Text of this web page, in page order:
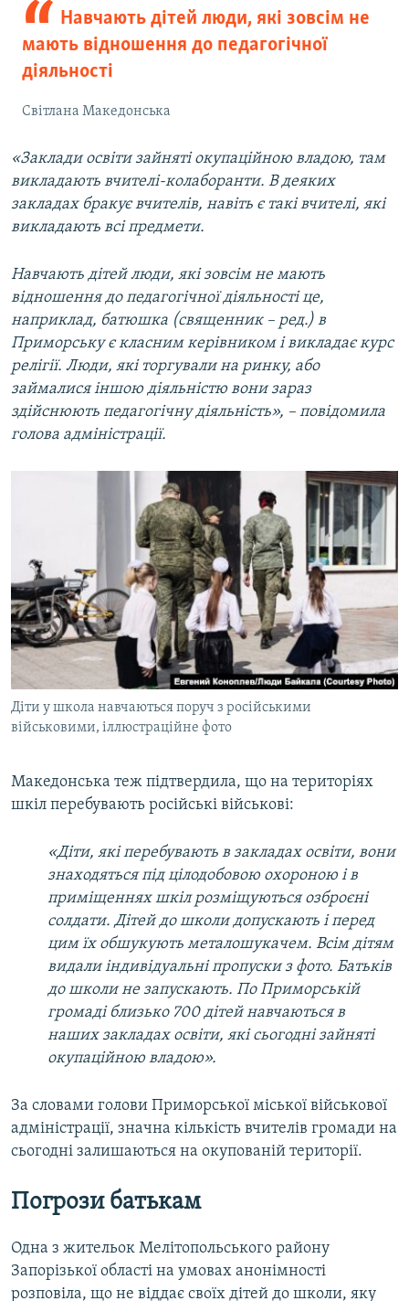
Навчають дітей люди, які зовсім не
мають відношення до педагогічної
діяльності
Світлана Македонська
«Заклади освіти зайняті окупаційною владою, там
викладають вчителі-колаборанти. В деяких
закладах бракує вчителів, навіть є такі вчителі, які
викладають всі предмети.
Навчають дітей люди, які зовсім не мають
відношення до педагогічної діяльності це,
наприклад, батюшка (священник – ред.) в
Приморську є класним керівником і викладає курс
релігії. Люди, які торгували на ринку, або
займалися іншою діяльністю вони зараз
здійснюють педагогічну діяльність», – повідомила
голова адміністрації.
Діти у школа навчаються поруч з російськими
військовими, іллюстраційне фото
Македонська теж підтвердила, що на територіях
шкіл перебувають російські військові:
«Діти, які перебувають в закладах освіти, вони
знаходяться під цілодобовою охороною і в
приміщеннях шкіл розміщуються озброєні
солдати. Дітей до школи допускають і перед
цим їх обшукують металошукачем. Всім дітям
видали індивідуальні пропуски з фото. Батьків
до школи не запускають. По Приморській
громаді близько 700 дітей навчаються в
наших закладах освіти, які сьогодні зайняті
окупаційною владою».
За словами голови Приморської міської військової
адміністрації, значна кількість вчителів громади на
сьогодні залишаються на окупованій території.
Погрози батькам
Одна з жительок Мелітопольського району
Запорізької області на умовах анонімності
розповіла, що не віддає своїх дітей до школи, яку